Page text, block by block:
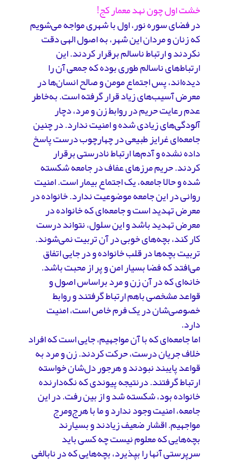
خشت اول چون نهد معمار کج!
در فضای سوره نور، اول با شهری مواجه می‌شویم
که زنان و مردان این شهر، به اصول الهی دقت
نکردند و ارتباط ناسالم برقرار کردند. این
ارتباط‌های ناسالم طوری بوده که جمعی آن را
دیده‌اند، پس اجتماع مومن و صالح انسان‌ها در
معرض آسیب‌های زیاد قرار گرفته است. به‌خاطر
عدم رعایت حریم در روابط زن و مرد، دچار
آلودگی‌های زیادی شده و امنیت ندارد. در چنین
جامعه‌ای غرایز طبیعی در چهارچوب درست پاسخ
داده نشده و آدم‌ها ارتباط نادرستی برقرار
کردند. حریم مرزهای عفاف در جامعه شکسته
شده و حالا جامعه، یک اجتماع بیمار است. امنیت
روانی در این جامعه موضوعیت ندارد. خانواده در
معرض تهدید است و جامعه‌ای که خانواده در
معرض تهدید باشد و این سلول، نتواند درست
کار کند، بچه‌های خوبی در آن تربیت نمی‌شوند.
تربیت بچه‌ها در قلب خانواده‌ و در جایی اتفاق
می‌افتد ‌که فضا بسیار امن و پر از محبت باشد.
خانه‌ای که در آن زن و مرد براساس اصول و
قواعد مشخصی باهم ارتباط گرفتند و روابط
خصوصی‌شان در یک فرم خاص است، امنیت
دارد.
اما جامعه‌ای که با آن مواجهیم، جایی است که افراد
خلاف جریان درست، حرکت کردند. زن و مرد به
قواعد پایبند نبودند و هرجور دل‌شان خواسته
ارتباط گرفتند. درنتیجه پیوندی که نگه‌دارنده
خانواده بود، شکسته شد و از بین رفت. در این
جامعه، امنیت وجود ندارد و ما با هرج‌و‌مرج
مواجهیم. اقشار ضعیف زیادند و بسیارند
بچه‌هایی که معلوم نیست چه کسی باید
سرپرستی آنها را بپذیرد، بچه‌هایی که در نابالغی